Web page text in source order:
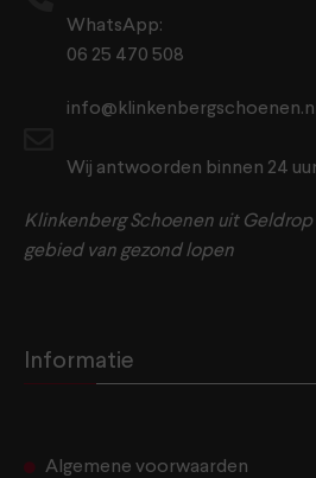
WhatsApp:
06 25 470 508
info@klinkenbergschoenen.nl
Wij antwoorden binnen 24
Klinkenberg Schoenen uit
gebied van gezond lopen
Informatie
Algemene voorwaarden